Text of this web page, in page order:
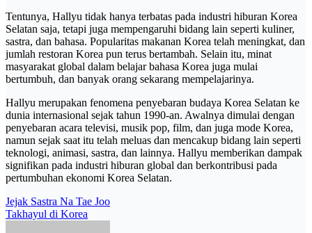
Tentunya, Hallyu tidak hanya terbatas pada industri hiburan Korea
Selatan saja, tetapi juga mempengaruhi bidang lain seperti kuliner,
sastra, dan bahasa. Popularitas makanan Korea telah meningkat, dan
jumlah restoran Korea pun terus bertambah. Selain itu, minat
masyarakat global dalam belajar bahasa Korea juga mulai
bertumbuh, dan banyak orang sekarang mempelajarinya.
Hallyu merupakan fenomena penyebaran budaya Korea Selatan ke
dunia internasional sejak tahun 1990-an. Awalnya dimulai dengan
penyebaran acara televisi, musik pop, film, dan juga mode Korea,
namun sejak saat itu telah meluas dan mencakup bidang lain seperti
teknologi, animasi, sastra, dan lainnya. Hallyu memberikan dampak
signifikan pada industri hiburan global dan berkontribusi pada
pertumbuhan ekonomi Korea Selatan.
Post
navigation
Jejak Sastra Na Tae Joo
Takhayul di Korea